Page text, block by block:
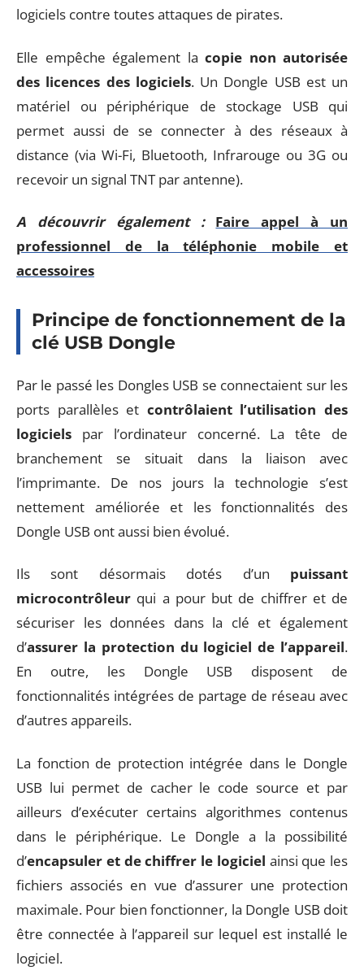
logiciels contre toutes attaques de pirates.
Elle empêche également la copie non autorisée
des licences des logiciels. Un Dongle USB est un
matériel ou périphérique de stockage USB qui
permet aussi de se connecter à des réseaux à
distance (via Wi-Fi, Bluetooth, Infrarouge ou 3G ou
recevoir un signal TNT par antenne).
A découvrir également :
Faire appel à un
professionnel de la téléphonie mobile et
accessoires
Principe de fonctionnement de la
clé USB Dongle
Par le passé les Dongles USB se connectaient sur les
ports parallèles et contrôlaient l’utilisation des
logiciels par l’ordinateur concerné. La tête de
branchement se situait dans la liaison avec
l’imprimante. De nos jours la technologie s’est
nettement améliorée et les fonctionnalités des
Dongle USB ont aussi bien évolué.
Ils sont désormais dotés d’un puissant
microcontrôleur qui a pour but de chiffrer et de
sécuriser les données dans la clé et également
d’assurer la protection du logiciel de l’appareil.
En outre, les Dongle USB disposent de
fonctionnalités intégrées de partage de réseau avec
d’autres appareils.
La fonction de protection intégrée dans le Dongle
USB lui permet de cacher le code source et par
ailleurs d’exécuter certains algorithmes contenus
dans le périphérique. Le Dongle a la possibilité
d’encapsuler et de chiffrer le logiciel ainsi que les
fichiers associés en vue d’assurer une protection
maximale. Pour bien fonctionner, la Dongle USB doit
être connectée à l’appareil sur lequel est installé le
logiciel.